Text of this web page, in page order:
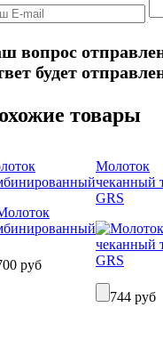
вопрос
будет
товары
руб
Молоток
чеканный
GRS
744 руб